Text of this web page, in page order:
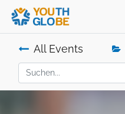
All Events